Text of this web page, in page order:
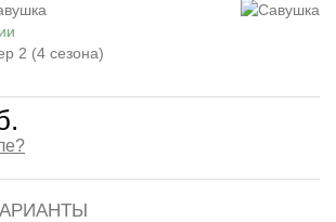
2 (4 сезона)